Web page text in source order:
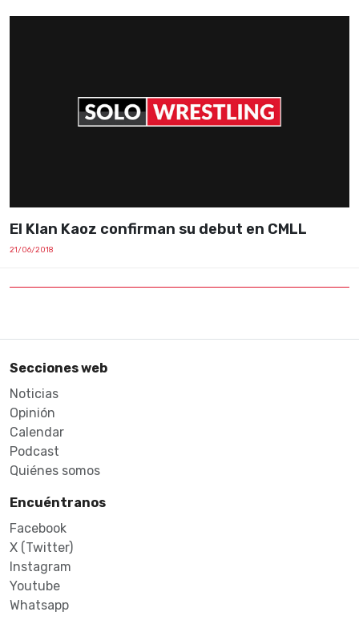
El Klan Kaoz confirman su debut en CMLL
21/06/2018
Secciones web
Noticias
Opinión
Calendar
Podcast
Quiénes somos
Encuéntranos
Facebook
X (Twitter)
Instagram
Youtube
Whatsapp